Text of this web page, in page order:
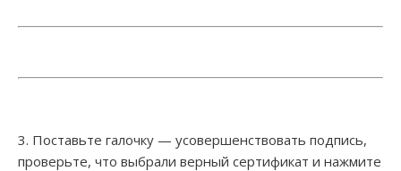
3. Поставьте галочку — усовершенствовать подпись,
проверьте, что выбрали верный сертификат и нажмите